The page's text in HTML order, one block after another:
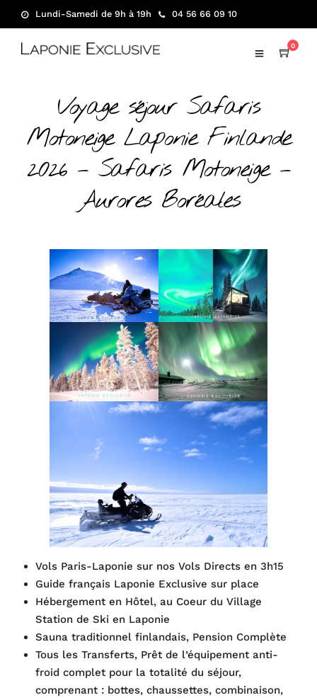
Lundi-Samedi de 9h à 19h 04 56 66 09 10
0
Voyage séjour Safaris
Motoneige Laponie Finlande
2026 – Safaris Motoneige –
Aurores Boréales
Vols Paris-Laponie sur nos Vols Directs en 3h15
Guide français Laponie Exclusive sur place
Hébergement en Hôtel, au Coeur du Village
Station de Ski en Laponie
Sauna traditionnel finlandais, Pension Complète
Tous les Transferts, Prêt de l’équipement anti-
froid complet pour la totalité du séjour,
comprenant : bottes, chaussettes, combinaison,